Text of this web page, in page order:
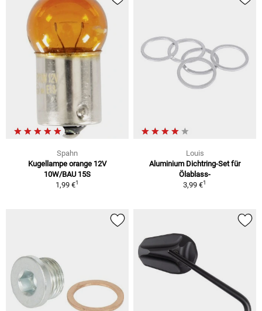
Spahn
Kugellampe orange 12V
10W/BAU 15S
1,99 €1
Louis
Aluminium Dichtring-Set für
Ölablass-
3,99 €1